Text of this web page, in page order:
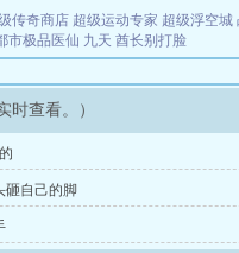
传奇商店 超级运动专家 超级浮空城
市极品医仙 九天 酋长别打脸
时查看。）
砸自己的脚